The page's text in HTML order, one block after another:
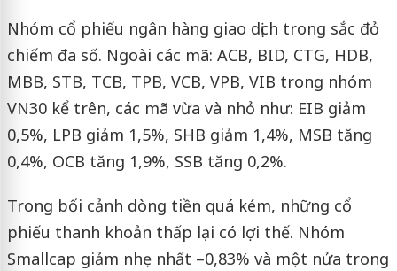
Nhóm cổ phiếu ngân hàng giao dịch trong sắc đỏ
chiếm đa số. Ngoài các mã: ACB, BID, CTG, HDB,
MBB, STB, TCB, TPB, VCB, VPB, VIB trong nhóm
VN30 kể trên, các mã vừa và nhỏ như: EIB giảm
0,5%, LPB giảm 1,5%, SHB giảm 1,4%, MSB tăng
0,4%, OCB tăng 1,9%, SSB tăng 0,2%.
Trong bối cảnh dòng tiền quá kém, những cổ
phiếu thanh khoản thấp lại có lợi thế. Nhóm
Smallcap giảm nhẹ nhất –0,83% và một nửa trong